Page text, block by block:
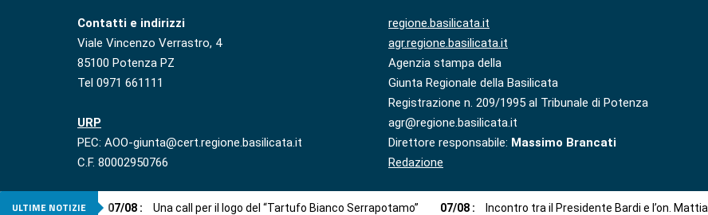
Contatti e indirizzi
Viale Vincenzo Verrastro, 4
85100 Potenza PZ
Tel 0971 661111
URP
PEC: AOO-giunta@cert.regione.basilicata.it
C.F. 80002950766
regione.basilicata.it
agr.regione.basilicata.it
Agenzia stampa della
Giunta Regionale della Basilicata
Registrazione n. 209/1995 al Tribunale di Potenza
agr@regione.basilicata.it
Direttore responsabile: Massimo Brancati
Redazione
ULTIME NOTIZIE 07/08 : Una call per il logo del “Tartufo Bianco Serrapotamo” 07/08 : Incontro tra il Presidente Bardi e l’on. Mattia